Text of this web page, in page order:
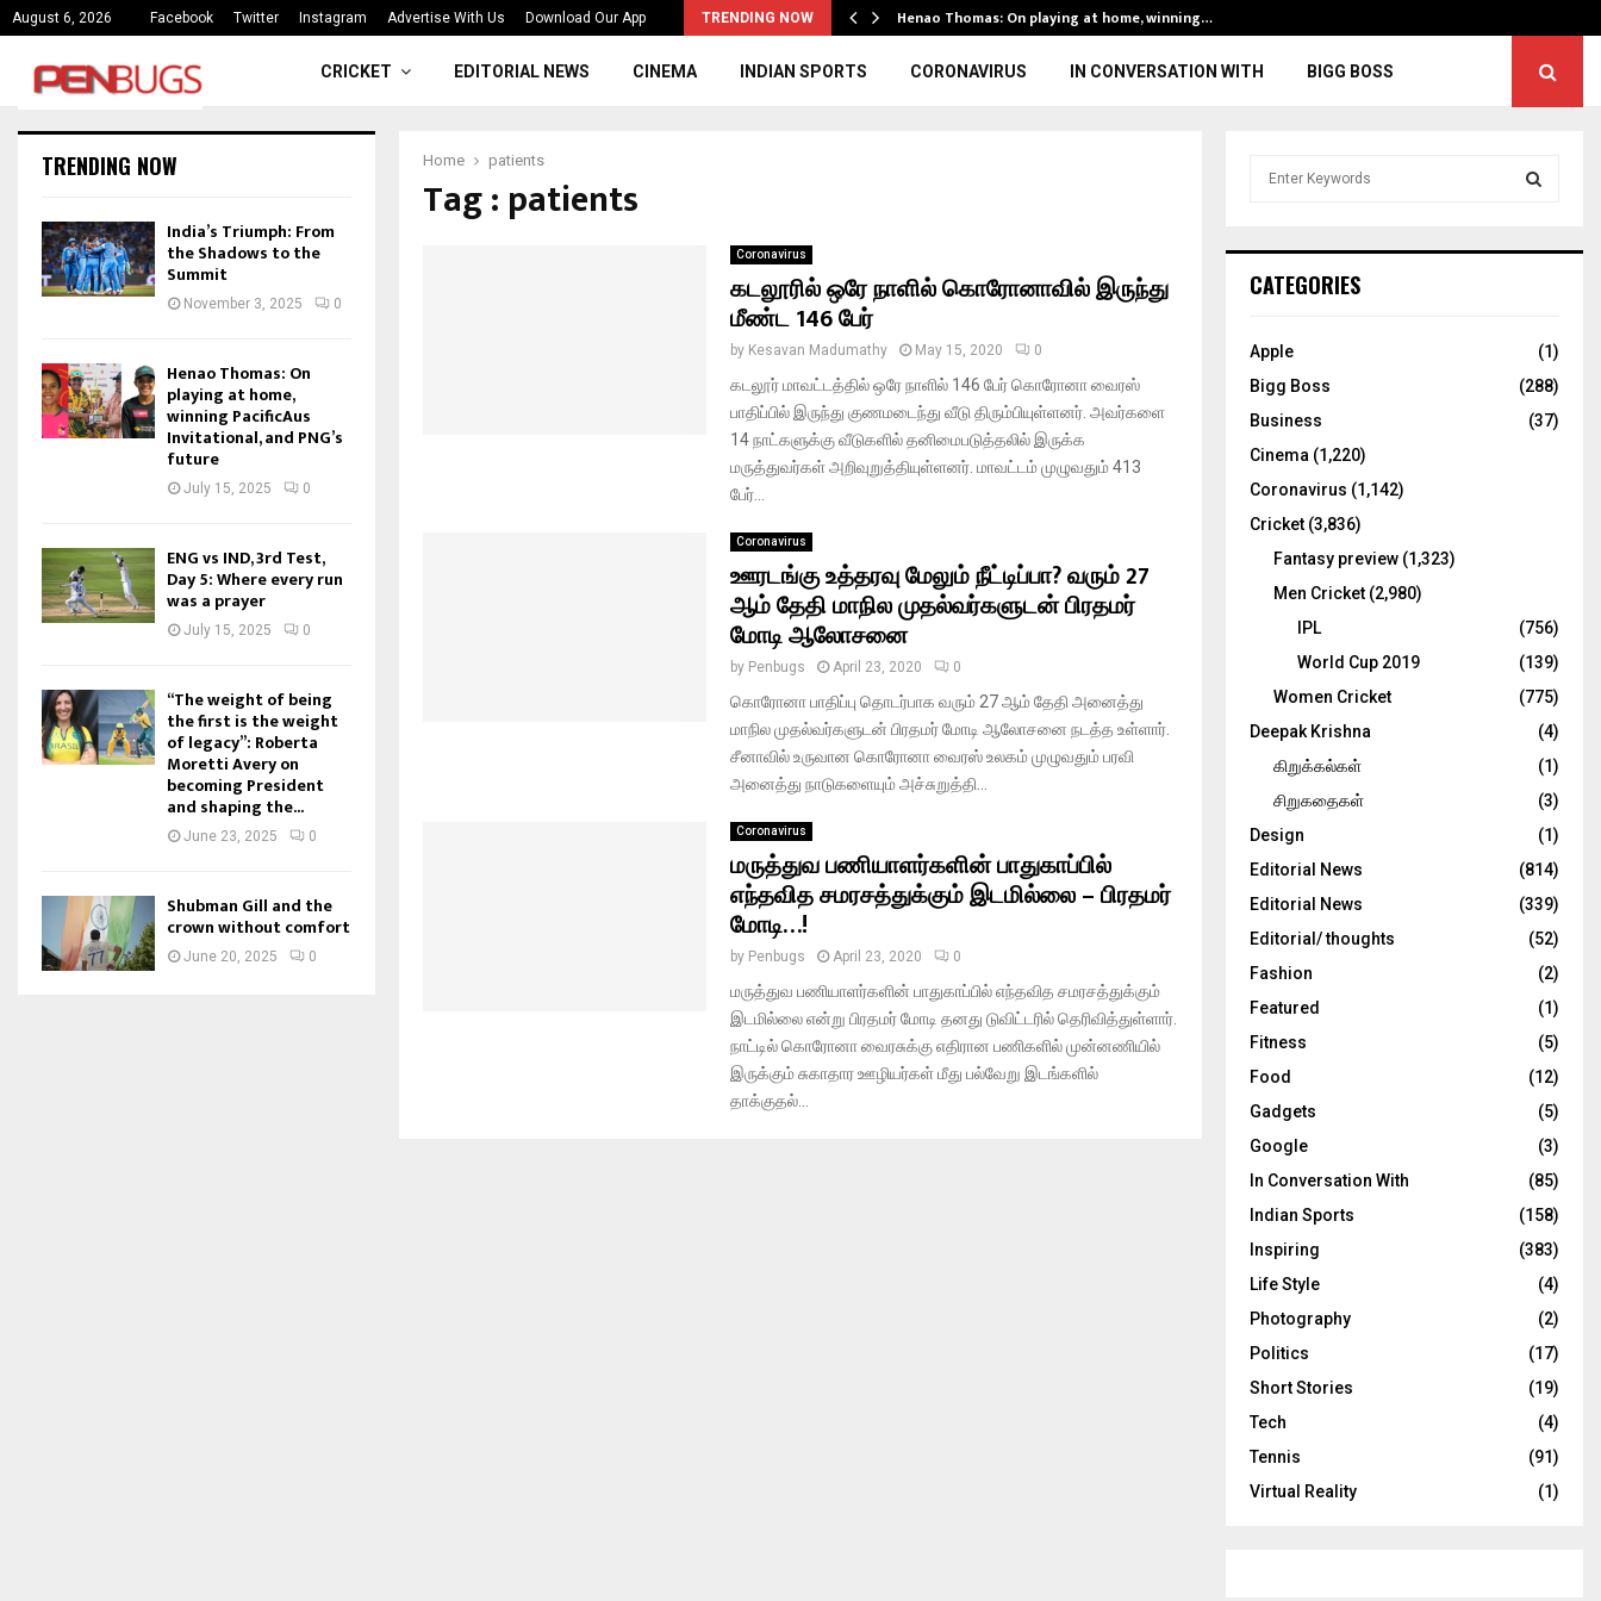
August 6, 2026 Facebook Twitter Instagram Advertise With Us Download Our App TRENDING NOW
India’s Triumph: From the Shadows to the… Henao Thomas: On playing at home, winning…
CRICKET EDITORIAL NEWS CINEMA INDIAN SPORTS CORONAVIRUS IN CONVERSATION WITH BIGG BOSS
Home patients
Tag : patients
Coronavirus
கடலூரில் ஒரே நாளில் கொரோனாவில் இருந்து
மீண்ட 146 பேர்
by Kesavan Madumathy May 15, 2020 0
கடலூர் மாவட்டத்தில் ஒரே நாளில் 146 பேர் கொரோனா வைரஸ்
பாதிப்பில் இருந்து குணமடைந்து வீடு திரும்பியுள்ளனர். அவர்களை
14 நாட்களுக்கு வீடுகளில் தனிமைபடுத்தலில் இருக்க
மருத்துவர்கள் அறிவுறுத்தியுள்ளனர். மாவட்டம் முழுவதும் 413
பேர்...
Coronavirus
ஊரடங்கு உத்தரவு மேலும் நீட்டிப்பா? வரும் 27
ஆம் தேதி மாநில முதல்வர்களுடன் பிரதமர்
மோடி ஆலோசனை
by Penbugs April 23, 2020 0
கொரோனா பாதிப்பு தொடர்பாக வரும் 27 ஆம் தேதி அனைத்து
மாநில முதல்வர்களுடன் பிரதமர் மோடி ஆலோசனை நடத்த உள்ளார்.
சீனாவில் உருவான கொரோனா வைரஸ் உலகம் முழுவதும் பரவி
அனைத்து நாடுகளையும் அச்சுறுத்தி...
Coronavirus
மருத்துவ பணியாளர்களின் பாதுகாப்பில்
எந்தவித சமரசத்துக்கும் இடமில்லை – பிரதமர்
மோடி…!
by Penbugs April 23, 2020 0
மருத்துவ பணியாளர்களின் பாதுகாப்பில் எந்தவித சமரசத்துக்கும்
இடமில்லை என்று பிரதமர் மோடி தனது டுவிட்டரில் தெரிவித்துள்ளார்.
நாட்டில் கொரோனா வைரசுக்கு எதிரான பணிகளில் முன்னணியில்
இருக்கும் சுகாதார ஊழியர்கள் மீது பல்வேறு இடங்களில்
தாக்குதல்...
TRENDING NOW
India’s Triumph: From
the Shadows to the
Summit
November 3, 2025 0
Henao Thomas: On
playing at home,
winning PacificAus
Invitational, and PNG’s
future
July 15, 2025 0
ENG vs IND, 3rd Test,
Day 5: Where every run
was a prayer
July 15, 2025 0
“The weight of being
the first is the weight
of legacy”: Roberta
Moretti Avery on
becoming President
and shaping the...
June 23, 2025 0
Shubman Gill and the
crown without comfort
June 20, 2025 0
h
o
:
C
CATEGORIES
Apple
(1)
Bigg Boss
(288)
Business
(37)
Cinema (1,220)
Coronavirus (1,142)
Cricket (3,836)
Fantasy preview (1,323)
Men Cricket (2,980)
IPL
(756)
World Cup 2019
(139)
Women Cricket
(775)
Deepak Krishna
(4)
கிறுக்கல்கள்
(1)
சிறுகதைகள்
(3)
Design
(1)
Editorial News
(814)
Editorial News
(339)
Editorial/ thoughts
(52)
Fashion
(2)
Featured
(1)
Fitness
(5)
Food
(12)
Gadgets
(5)
Google
(3)
In Conversation With
(85)
Indian Sports
(158)
Inspiring
(383)
Life Style
(4)
Photography
(2)
Politics
(17)
Short Stories
(19)
Tech
(4)
Tennis
(91)
Virtual Reality
(1)